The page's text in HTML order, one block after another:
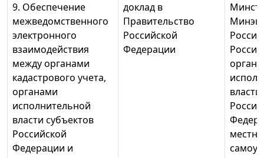
9. Обеспечение
межведомственного
электронного
взаимодействия
между органами
кадастрового учета,
органами
исполнительной
власти субъектов
Российской
Федерации и
доклад в
Правительство
Российской
Федерации
органы